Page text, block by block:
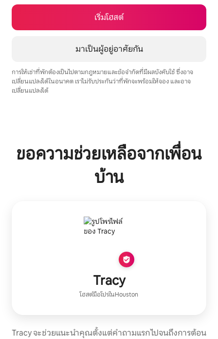
เริ่มโฮสต์
มาเป็นผู้อยู่อาศัยกัน
การให้เช่าที่พักต้องเป็นไปตามกฎหมายและข้อจำกัดที่มีผลบังคับใช้ ซึ่งอาจ
เปลี่ยนแปลงได้ในอนาคต เราไม่รับประกันว่าที่พักจะพร้อมให้จอง และอาจ
เปลี่ยนแปลงได้
ขอความช่วยเหลือจากเพื่อน
บ้าน
Tracy
โฮสต์มือโปรในHouston
Tracy จะช่วยแนะนำคุณตั้งแต่คำถามแรก ไปจนถึงการต้อน